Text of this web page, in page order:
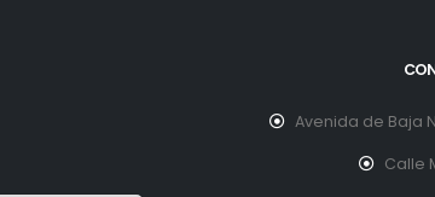
Avenida de Baja
Calle